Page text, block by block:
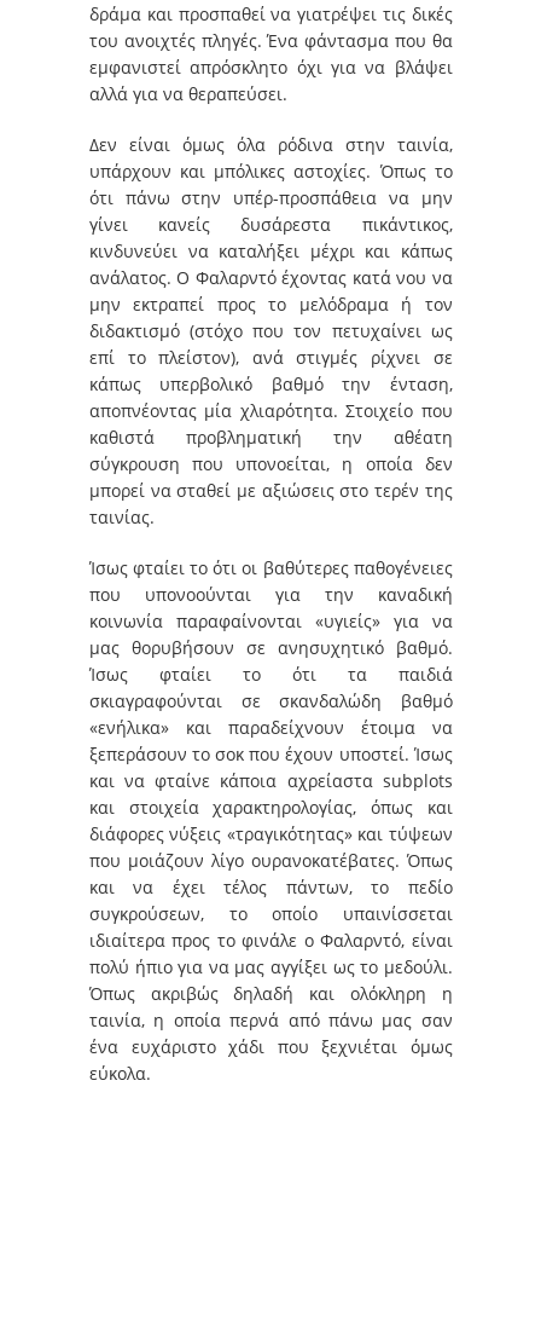
δράμα και προσπαθεί να γιατρέψει τις δικές
του ανοιχτές πληγές. Ένα φάντασμα που θα
εμφανιστεί απρόσκλητο όχι για να βλάψει
αλλά για να θεραπεύσει.
Δεν είναι όμως όλα ρόδινα στην ταινία,
υπάρχουν και μπόλικες αστοχίες. Όπως το
ότι πάνω στην υπέρ-προσπάθεια να μην
γίνει κανείς δυσάρεστα πικάντικος,
κινδυνεύει να καταλήξει μέχρι και κάπως
ανάλατος. Ο Φαλαρντό έχοντας κατά νου να
μην εκτραπεί προς το μελόδραμα ή τον
διδακτισμό (στόχο που τον πετυχαίνει ως
επί το πλείστον), ανά στιγμές ρίχνει σε
κάπως υπερβολικό βαθμό την ένταση,
αποπνέοντας μία χλιαρότητα. Στοιχείο που
καθιστά προβληματική την αθέατη
σύγκρουση που υπονοείται, η οποία δεν
μπορεί να σταθεί με αξιώσεις στο τερέν της
ταινίας.
Ίσως φταίει το ότι οι βαθύτερες παθογένειες
που υπονοούνται για την καναδική
κοινωνία παραφαίνονται «υγιείς» για να
μας θορυβήσουν σε ανησυχητικό βαθμό.
Ίσως φταίει το ότι τα παιδιά
σκιαγραφούνται σε σκανδαλώδη βαθμό
«ενήλικα» και παραδείχνουν έτοιμα να
ξεπεράσουν το σοκ που έχουν υποστεί. Ίσως
και να φταίνε κάποια αχρείαστα subplots
και στοιχεία χαρακτηρολογίας, όπως και
διάφορες νύξεις «τραγικότητας» και τύψεων
που μοιάζουν λίγο ουρανοκατέβατες. Όπως
και να έχει τέλος πάντων, το πεδίο
συγκρούσεων, το οποίο υπαινίσσεται
ιδιαίτερα προς το φινάλε ο Φαλαρντό, είναι
πολύ ήπιο για να μας αγγίξει ως το μεδούλι.
Όπως ακριβώς δηλαδή και ολόκληρη η
ταινία, η οποία περνά από πάνω μας σαν
ένα ευχάριστο χάδι που ξεχνιέται όμως
εύκολα.